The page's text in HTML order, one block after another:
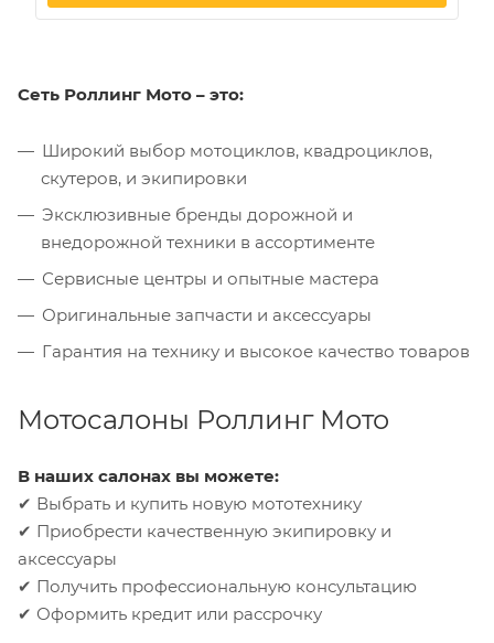
Сеть Роллинг Мото – это:
Широкий выбор мотоциклов, квадроциклов,
скутеров, и экипировки
Эксклюзивные бренды дорожной и
внедорожной техники в ассортименте
Сервисные центры и опытные мастера
Оригинальные запчасти и аксессуары
Гарантия на технику и высокое качество товаров
Мотосалоны Роллинг Мото
В наших салонах вы можете:
✔ Выбрать и купить новую мототехнику
✔ Приобрести качественную экипировку и
аксессуары
✔ Получить профессиональную консультацию
✔ Оформить кредит или рассрочку